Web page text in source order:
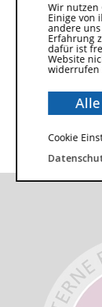
Kündigung
3 Schritte zu
Wir nutzen
Einige von
andere
Erfahrung
dafür ist
Website
widerrufen
Cookie